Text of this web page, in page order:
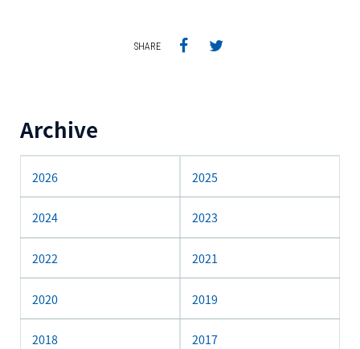
SHARE
Archive
2026 2025
2024 2023
2022 2021
2020 2019
2018 2017